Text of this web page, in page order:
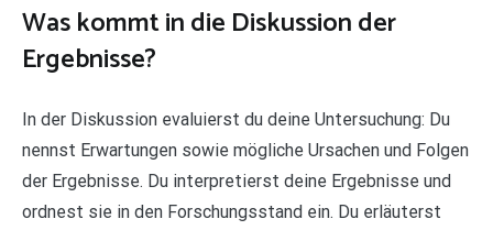
Was kommt in die Diskussion der
Ergebnisse?
In der Diskussion evaluierst du deine Untersuchung: Du
nennst Erwartungen sowie mögliche Ursachen und Folgen
der Ergebnisse. Du interpretierst deine Ergebnisse und
ordnest sie in den Forschungsstand ein. Du erläuterst